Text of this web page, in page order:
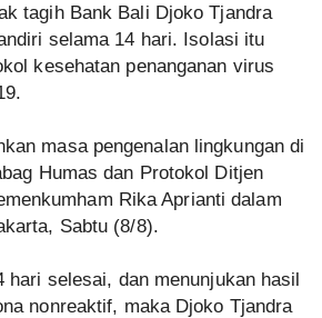
tagih Bank Bali Djoko Tjandra
selama 14 hari. Isolasi itu
kesehatan penanganan virus
masa pengenalan lingkungan di
Humas dan Protokol Ditjen
Rika Aprianti dalam
Sabtu (8/8).
hari selesai, dan menunjukan hasil
nonreaktif, maka Djoko Tjandra